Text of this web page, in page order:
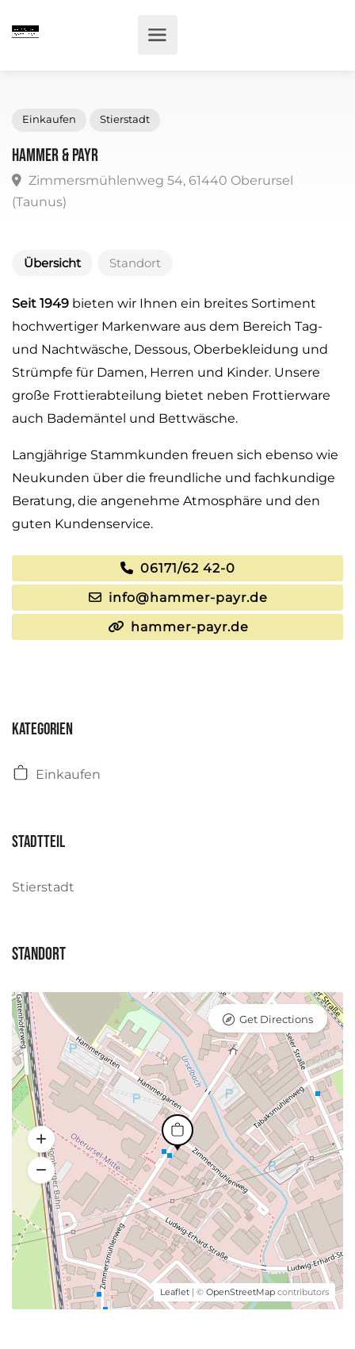
Hammer & payr
Zimmersmühlenweg 54, 61440 Oberursel
Übersicht Standort
Seit 1949 bieten wir Ihnen ein breites Sortiment
hochwertiger Markenware aus dem Bereich Tag-
und Nachtwäsche, Dessous, Oberbekleidung und
Strümpfe für Damen, Herren und Kinder. Unsere
große Frottierabteilung bietet neben Frottierware
auch Bademäntel und Bettwäsche.
Langjährige Stammkunden freuen sich ebenso wie
Neukunden über die freundliche und fachkundige
Beratung, die angenehme Atmosphäre und den
guten Kundenservice.
06171/62 42-0
info@hammer-payr.de
hammer-payr.de
Kategorien
Einkaufen
Stadtteil
Stierstadt
Standort
Leaflet | © OpenStreetMap contributors
Get Directions